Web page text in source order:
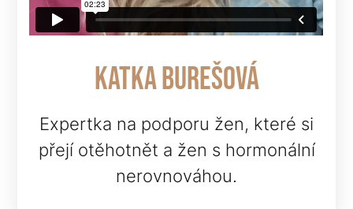
Katka burešová
Expertka na podporu žen, které si
přejí otěhotnět a žen s hormonální
nerovnováhou.